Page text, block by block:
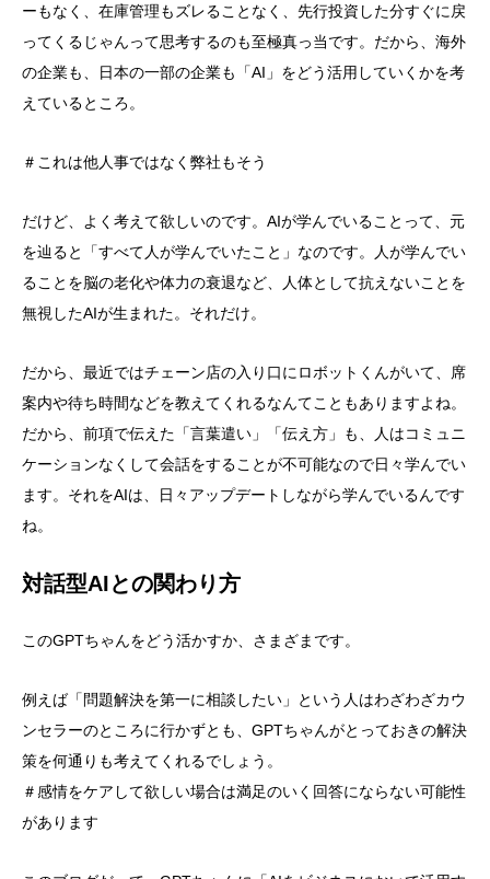
ーもなく、在庫管理もズレることなく、先行投資した分すぐに戻
ってくるじゃんって思考するのも至極真っ当です。だから、海外
の企業も、日本の一部の企業も「AI」をどう活用していくかを考
えているところ。
＃これは他人事ではなく弊社もそう
だけど、よく考えて欲しいのです。AIが学んでいることって、元
を辿ると「すべて人が学んでいたこと」なのです。人が学んでい
ることを脳の老化や体力の衰退など、人体として抗えないことを
無視したAIが生まれた。それだけ。
だから、最近ではチェーン店の入り口にロボットくんがいて、席
案内や待ち時間などを教えてくれるなんてこともありますよね。
だから、前項で伝えた「言葉遣い」「伝え方」も、人はコミュニ
ケーションなくして会話をすることが不可能なので日々学んでい
ます。それをAIは、日々アップデートしながら学んでいるんです
ね。
対話型AIとの関わり方
このGPTちゃんをどう活かすか、さまざまです。
例えば「問題解決を第一に相談したい」という人はわざわざカウ
ンセラーのところに行かずとも、GPTちゃんがとっておきの解決
策を何通りも考えてくれるでしょう。
＃感情をケアして欲しい場合は満足のいく回答にならない可能性
があります